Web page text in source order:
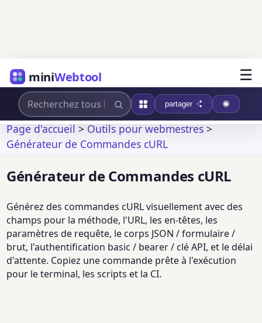
miniWebtool ☰
partager
Page d'accueil>Outils pour webmestres>
Générateur de Commandes cURL
Générateur de Commandes cURL
Générez des commandes cURL visuellement avec des
champs pour la méthode, l'URL, les en-têtes, les
paramètres de requête, le corps JSON / formulaire /
brut, l'authentification basic / bearer / clé API, et le délai
d'attente. Copiez une commande prête à l'exécution
pour le terminal, les scripts et la CI.